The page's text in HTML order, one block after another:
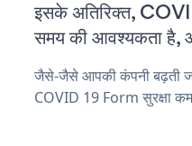
इसके अतिरिक्त,
समय की आवश्यकता है,
जैसे-जैसे आपकी कंपनी बढ़ती
COVID 19 Form सुरक्षा